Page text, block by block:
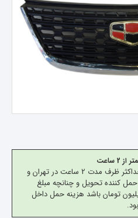
ساعت
از زمان سفارش این کالا حداکثر ظرف مدت 2 ساعت در تهران و
کننده تحویل و چنانچه مبلغ
تومان باشد هزینه حمل داخل